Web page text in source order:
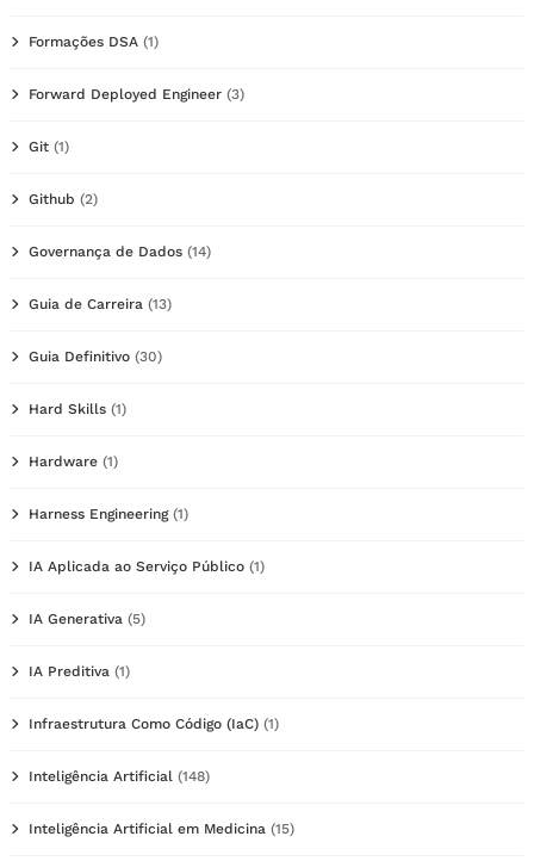
Formações DSA (1)
Forward Deployed Engineer (3)
Git (1)
Github (2)
Governança de Dados (14)
Guia de Carreira (13)
Guia Definitivo (30)
Hard Skills (1)
Hardware (1)
Harness Engineering(1)
IA Aplicada ao Serviço Público (1)
IA Generativa (5)
IA Preditiva (1)
Infraestrutura Como Código (IaC) (1)
Inteligência Artificial (148)
Inteligência Artificial em Medicina (15)